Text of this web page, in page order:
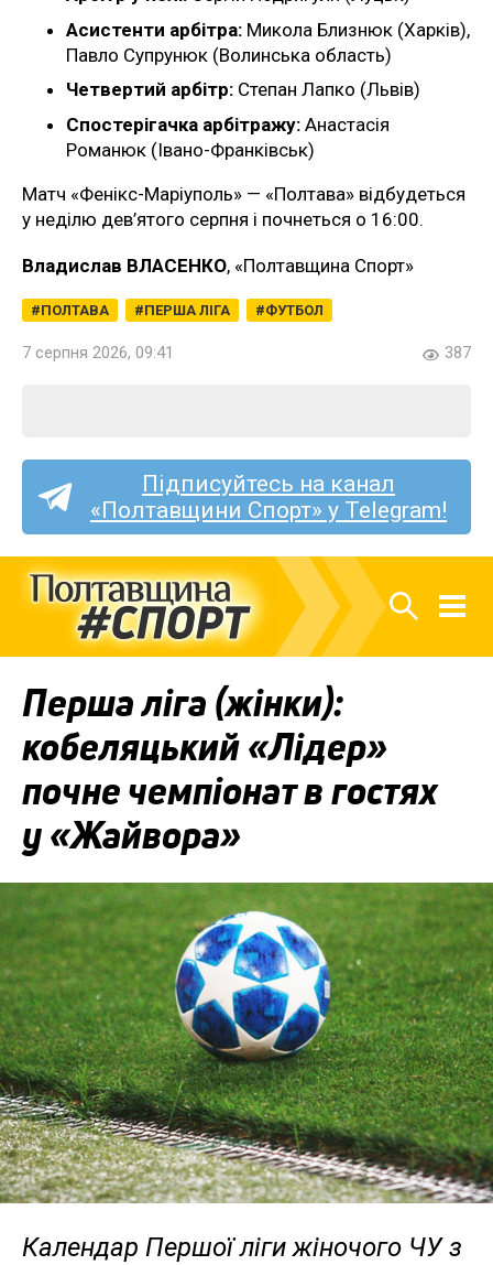
Асистенти арбітра: Микола Близнюк (Харків),
Павло Супрунюк (Волинська область)
Четвертий арбітр: Степан Лапко (Львів)
Спостерігачка арбітражу: Анастасія
Романюк (Івано-Франківськ)
Матч «Фенікс-Маріуполь» — «Полтава» відбудеться
у неділю дев’ятого серпня і почнеться о 16:00.
Владислав ВЛАСЕНКО, «Полтавщина Спорт»
ПОЛТАВА ПЕРША ЛІГА ФУТБОЛ
7 серпня 2026, 09:41 387
Підписуйтесь на канал
«Полтавщини Спорт» у Telegram!
Перша ліга (жінки):
кобеляцький «Лідер»
почне чемпіонат в гостях
у «Жайвора»
Календар Першої ліги жіночого ЧУ з